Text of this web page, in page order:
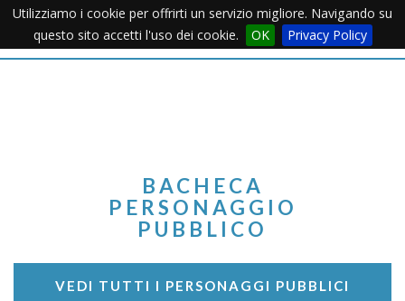
Utilizziamo i cookie per offrirti un servizio migliore. Navigando su
questo sito accetti l'uso dei cookie.
OK Privacy PolicyMenu
BACHECA
PERSONAGGIO
PUBBLICO
VEDI TUTTI I PERSONAGGI PUBBLICI